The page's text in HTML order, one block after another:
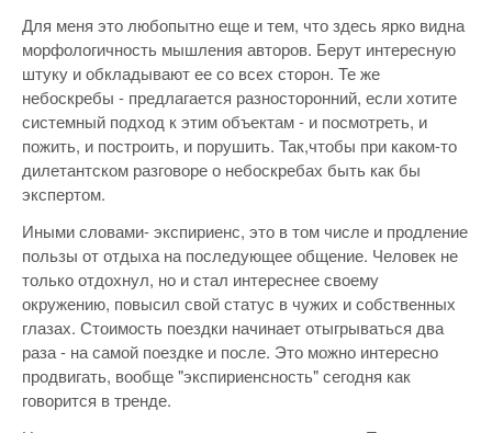
Для меня это любопытно еще и тем, что здесь ярко видна
морфологичность мышления авторов. Берут интересную
штуку и обкладывают ее со всех сторон. Те же
небоскребы - предлагается разносторонний, если хотите
системный подход к этим объектам - и посмотреть, и
пожить, и построить, и порушить. Так,чтобы при каком-то
дилетантском разговоре о небоскребах быть как бы
экспертом.
Иными словами- экспириенс, это в том числе и продление
пользы от отдыха на последующее общение. Человек не
только отдохнул, но и стал интереснее своему
окружению, повысил свой статус в чужих и собственных
глазах. Стоимость поездки начинает отыгрываться два
раза - на самой поездке и после. Это можно интересно
продвигать, вообще "экспириенсность" сегодня как
говорится в тренде.